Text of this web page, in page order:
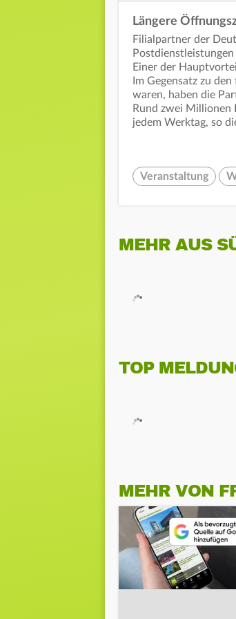
Längere
Filialpartner der
Einer der
Im Gegensatz zu
waren, haben die
Rund zwei Millionen
jedem Werktag, so
Veranstaltung
MEHR AUS
TOP
MEHR VON